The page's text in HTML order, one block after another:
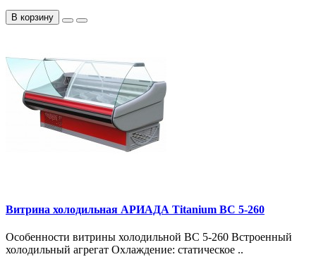
В корзину
Витрина холодильная АРИАДА Titanium ВС 5-260
Особенности витрины холодильной ВС 5-260 Встроенный
холодильный агрегат Охлаждение: статическое ..